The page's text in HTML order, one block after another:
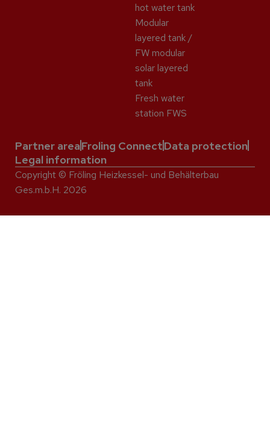
hot water tank
Modular
layered tank /
FW modular
solar layered
tank
Fresh water
station FWS
Partner areaFroling ConnectData protection
Legal information
Copyright © Fröling Heizkessel- und Behälterbau
Ges.m.b.H. 2026